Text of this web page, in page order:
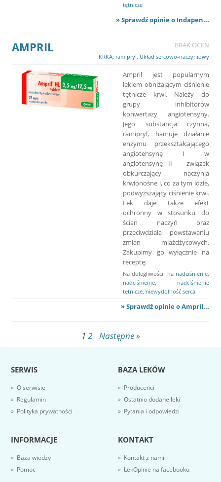
tętnicze
» Sprawdź opinie o Indapen...
AMPRIL BRAK OCEN
KRKA ramipryl Układ sercowo-naczyniowy
Ampril jest popularnym
lekiem obniżającym ciśnienie
tętnicze krwi. Należy do
grupy inhibitorów
konwertazy angiotensyny.
Jego substancja czynna,
ramipryl, hamuje działanie
enzymu przekształcającego
angiotensynę I w
angiotensynę II – związek
obkurczający naczynia
krwionośne i, co za tym idzie,
podwyższający ciśnienie krwi.
Lek daje także efekt
ochronny w stosunku do
ścian naczyń oraz
przeciwdziała powstawaniu
zmian miażdżycowych.
Zakupimy go wyłącznie na
receptę.
Na dolegliwości: na nadciśnienie
nadciśnienie
nadciśnienie
tętnicze niewydolność serca
» Sprawdź opinie o Ampril...
1 2 Następne »
SERWIS
» O serwisie
» Regulamin
» Polityka prywatności
BAZA LEKÓW
» Producenci
» Ostatnio dodane leki
» Pytania i odpowiedzi
INFORMACJE
» Baza wiedzy
» Pomoc
KONTAKT
» Kontakt z nami
» LekOpinie na facebooku